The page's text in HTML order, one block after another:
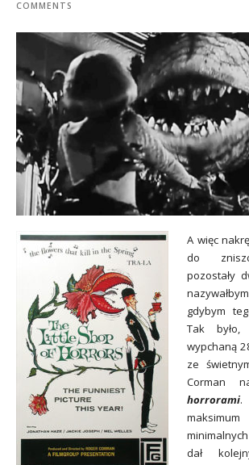
COMMENTS
A więc
do
pozostały
gdybym
Tak
wypchaną
ze
Corman
horrorami.
dał